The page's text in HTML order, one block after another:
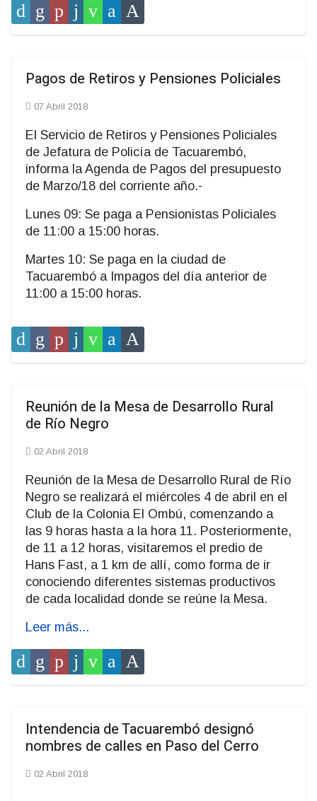
Pagos de Retiros y Pensiones Policiales
07 Abril 2018
El Servicio de Retiros y Pensiones Policiales
de Jefatura de Policía de Tacuarembó,
informa la Agenda de Pagos del presupuesto
de Marzo/18 del corriente año.-
Lunes 09: Se paga a Pensionistas Policiales
de 11:00 a 15:00 horas.
Martes 10: Se paga en la ciudad de
Tacuarembó a Impagos del día anterior de
11:00 a 15:00 horas.
Reunión de la Mesa de Desarrollo Rural
de Río Negro
02 Abril 2018
Reunión de la Mesa de Desarrollo Rural de Río
Negro se realizará el miércoles 4 de abril en el
Club de la Colonia El Ombú, comenzando a
las 9 horas hasta a la hora 11. Posteriormente,
de 11 a 12 horas, visitaremos el predio de
Hans Fast, a 1 km de allí, como forma de ir
conociendo diferentes sistemas productivos
de cada localidad donde se reúne la Mesa.
Leer más...
Intendencia de Tacuarembó designó
nombres de calles en Paso del Cerro
02 Abril 2018